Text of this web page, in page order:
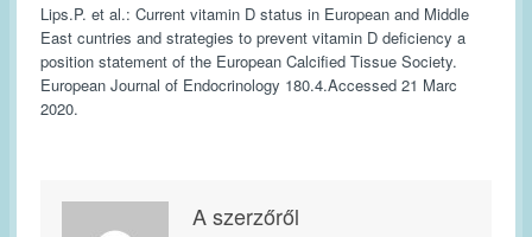
Lips.P. et al.: Current vitamin D status in European and Middle
East cuntries and strategies to prevent vitamin D deficiency a
position statement of the European Calcified Tissue Society.
European Journal of Endocrinology 180.4.Accessed 21 Marc
2020.
A szerzőről